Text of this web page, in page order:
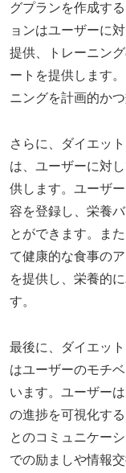
グプランを作成す
ョンはユーザーに
提供、トレーニン
ートを提供します
ニングを計画的か
さらに、ダイエッ
は、ユーザーに対
供します。ユーザ
容を登録し、栄養
とができます。ま
て健康的な食事の
を提供し、栄養的
す。
最後に、ダイエッ
はユーザーのモチ
います。ユーザー
の進捗を可視化す
とのコミュニケー
での励ましや情報